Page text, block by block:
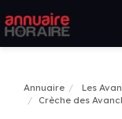
Annuaire Les
Crèche des